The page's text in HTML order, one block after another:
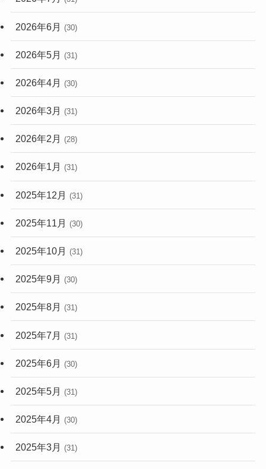
2026年6月 (30)
2026年5月 (31)
2026年4月 (30)
2026年3月 (31)
2026年2月 (28)
2026年1月 (31)
2025年12月 (31)
2025年11月 (30)
2025年10月 (31)
2025年9月 (30)
2025年8月 (31)
2025年7月 (31)
2025年6月 (30)
2025年5月 (31)
2025年4月 (30)
2025年3月 (31)